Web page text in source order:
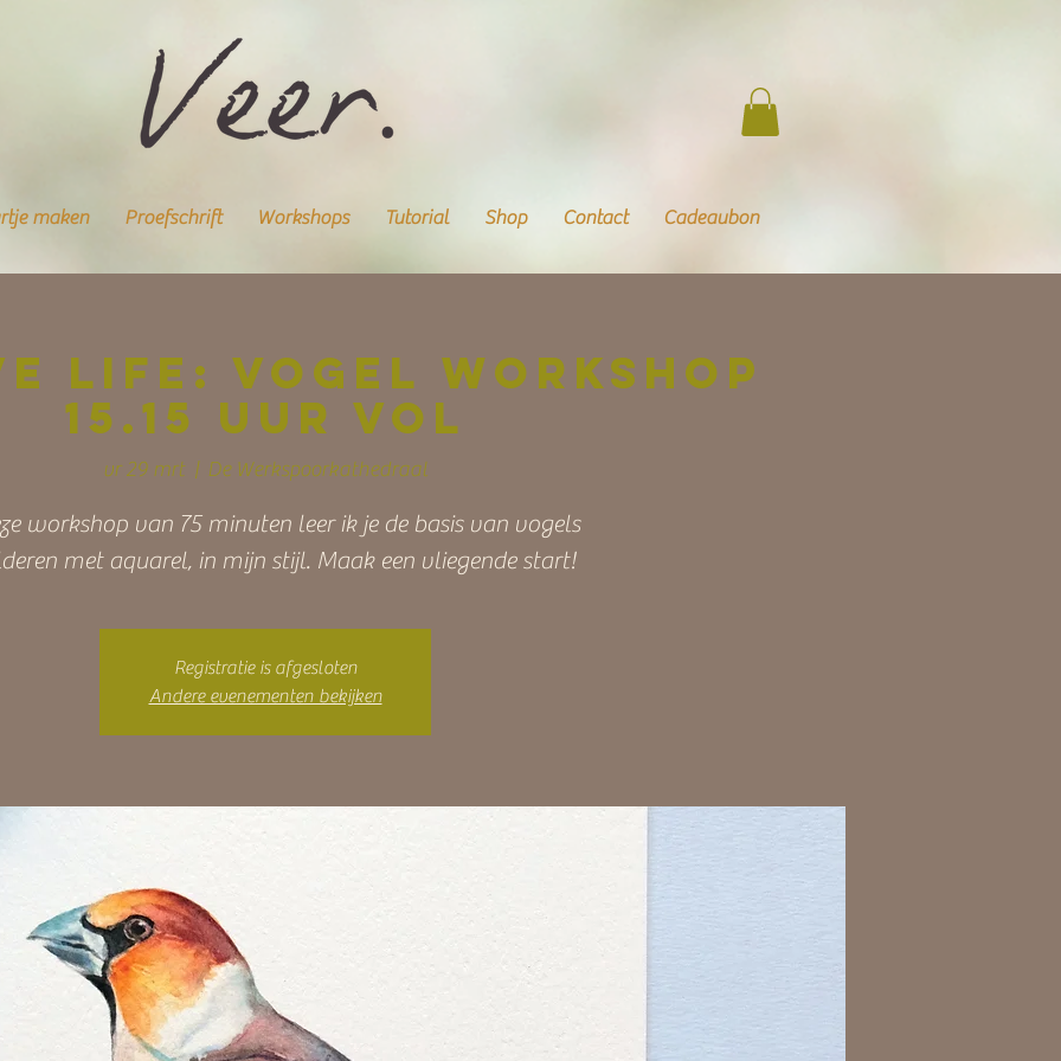
Life: Vogel workshop
15.15 uur VOL
vr 29 mrt
  |
De Werkspoorkathedraal
workshop van 75 minuten leer ik je de basis van vogels
met aquarel, in mijn stijl. Maak een vliegende start!
Registratie is afgesloten
Andere evenementen bekijken
maken Proefschrift Workshops Tutorial Shop Contact Cadeaubon